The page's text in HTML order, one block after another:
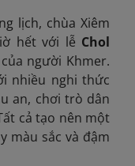
lịch, chùa Xiêm
hết với lễ Chol
người Khmer.
nhiều nghi thức
an, chơi trò dân
cả tạo nên một
màu sắc và đậm